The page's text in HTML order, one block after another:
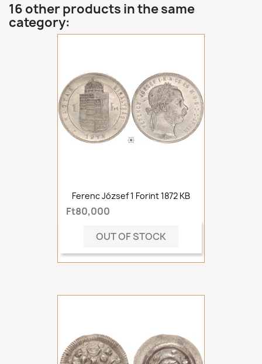
16 other products in the same
category:
Ferenc József 1 Forint 1872 KB
Ft80,000
OUT OF STOCK